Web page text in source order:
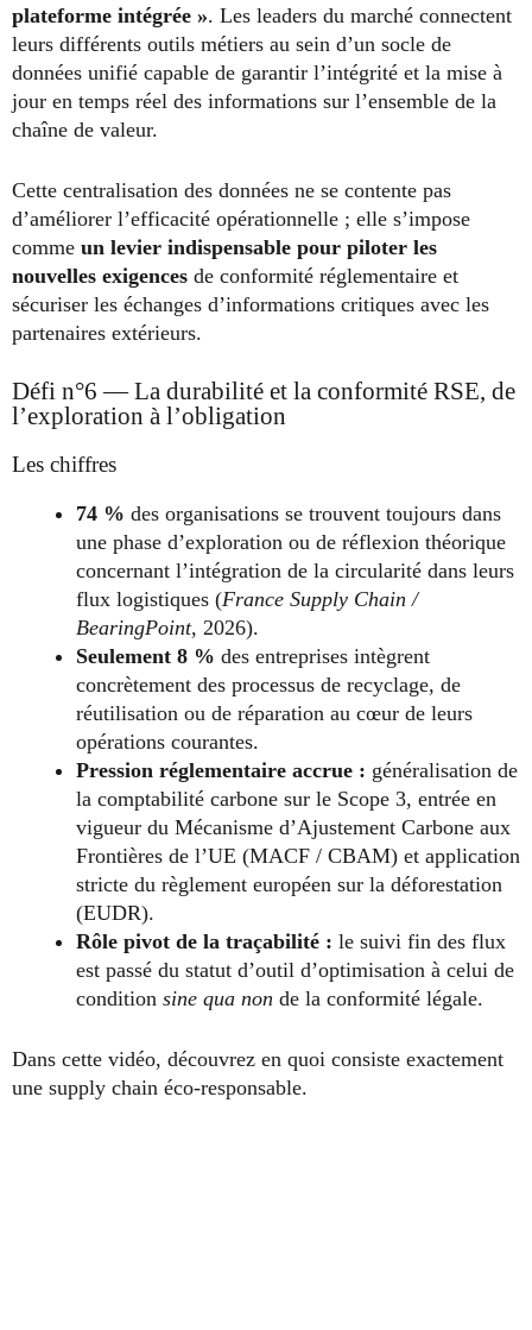
plateforme intégrée ». Les leaders du marché connectent
leurs différents outils métiers au sein d’un socle de
données unifié capable de garantir l’intégrité et la mise à
jour en temps réel des informations sur l’ensemble de la
chaîne de valeur.
Cette centralisation des données ne se contente pas
d’améliorer l’efficacité opérationnelle ; elle s’impose
comme un levier indispensable pour piloter les
nouvelles exigences de conformité réglementaire et
sécuriser les échanges d’informations critiques avec les
partenaires extérieurs.
Défi n°6 — La durabilité et la conformité RSE, de
l’exploration à l’obligation
Les chiffres
74 % des organisations se trouvent toujours dans
une phase d’exploration ou de réflexion théorique
concernant l’intégration de la circularité dans leurs
flux logistiques (France Supply Chain /
BearingPoint, 2026).
Seulement 8 % des entreprises intègrent
concrètement des processus de recyclage, de
réutilisation ou de réparation au cœur de leurs
opérations courantes.
Pression réglementaire accrue : généralisation de
la comptabilité carbone sur le Scope 3, entrée en
vigueur du Mécanisme d’Ajustement Carbone aux
Frontières de l’UE (MACF / CBAM) et application
stricte du règlement européen sur la déforestation
(EUDR).
Rôle pivot de la traçabilité : le suivi fin des flux
est passé du statut d’outil d’optimisation à celui de
condition sine qua non de la conformité légale.
Dans cette vidéo, découvrez en quoi consiste exactement
une supply chain éco-responsable.